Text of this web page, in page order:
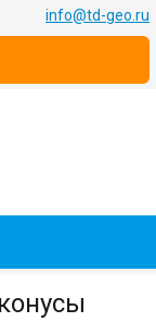
info@td-geo.ru